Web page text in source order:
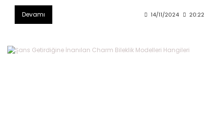
Devamı 14/11/2024 20:22